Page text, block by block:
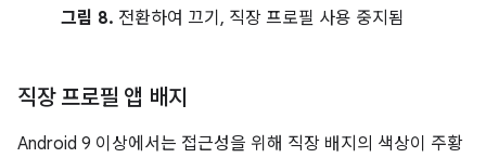
그림 8. 전환하여 끄기, 직장 프로필 사용 중지됨
직장 프로필 앱 배지
Android 9 이상에서는 접근성을 위해 직장 배지의 색상이 주황